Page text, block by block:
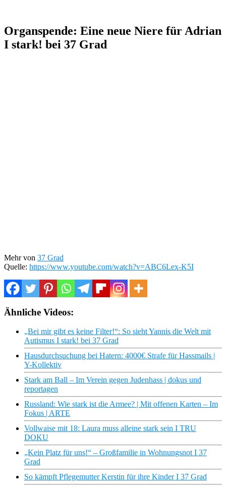
Organspende: Eine neue Niere für Adrian
I stark! bei 37 Grad
Mehr von 37 Grad
Quelle: https://www.youtube.com/watch?v=ABC6Lex-K5I
Ähnliche Videos:
„Bei mir gibt es keine Filter!“: So sieht Yannis die Welt mit
Autismus I stark! bei 37 Grad
Hausdurchsuchung bei Hatern: 4000€ Strafe für Hassmails |
Y-Kollektiv
Stark am Ball – Im Verein gegen Judenhass | dokus und
reportagen
Russland: Wie stark ist die Armee? | Mit offenen Karten – Im
Fokus | ARTE
Vollwaise mit 18: Laura muss alleine stark sein I TRU
DOKU
„Kein Platz für uns!“ – Großfamilie in Wohnungsnot I 37
Grad
So kämpft Pflegemutter Kerstin für ihre Kinder I 37 Grad